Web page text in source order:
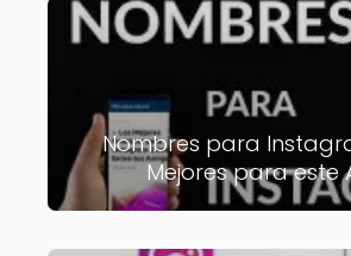
Nombres para
Mejores para este